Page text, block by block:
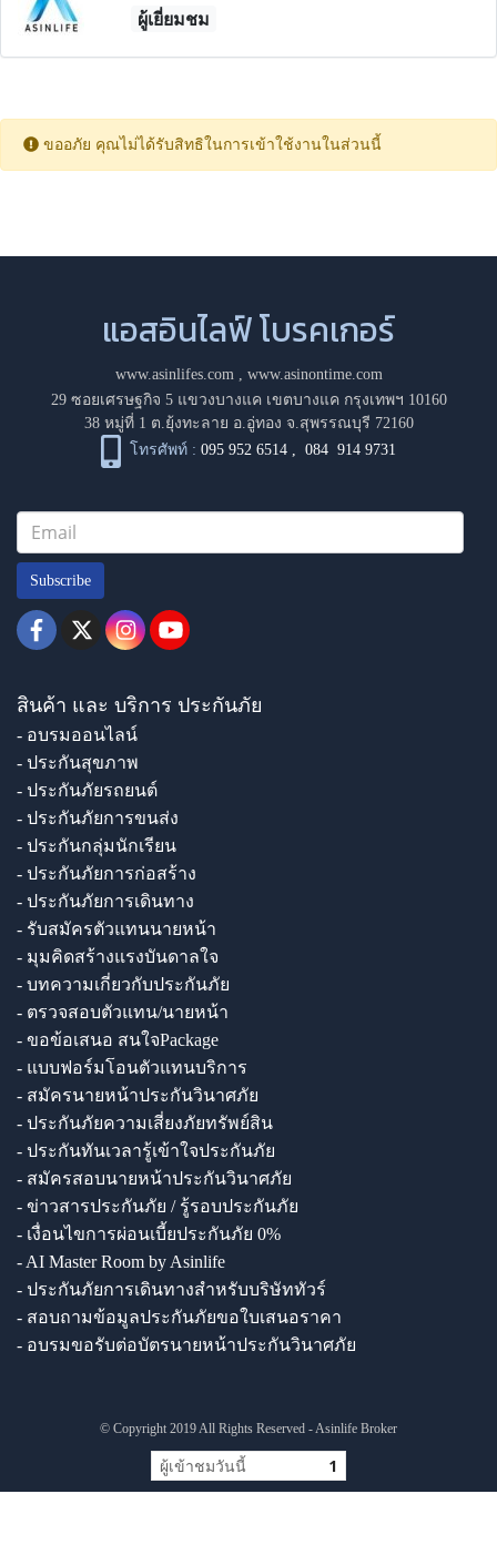
ผู้เยี่ยมชม
ขออภัย คุณไม่ได้รับสิทธิในการเข้าใช้งานในส่วนนี้
แอสอินไลฟ์ โบรคเกอร์
www.asinlifes.com, www.asinontime.com
29 ซอยเศรษฐกิจ 5 แขวงบางแค เขตบางแค กรุงเทพฯ 10160
38 หมู่ที่ 1 ต.ยุ้งทะลาย อ.อู่ทอง จ.สุพรรณบุรี 72160
โทรศัพท์ : 095 952 6514 ,084 914 9731
Subscribe
สินค้า และ บริการ ประกันภัย
- อบรมออนไลน์
- ประกันสุขภาพ
- ประกันภัยรถยนต์
- ประกันภัยการขนส่ง
- ประกันกลุ่มนักเรียน
- ประกันภัยการก่อสร้าง
- ประกันภัยการเดินทาง
- รับสมัครตัวแทนนายหน้า
- มุมคิดสร้างแรงบันดาลใจ
- บทความเกี่ยวกับประกันภัย
- ตรวจสอบตัวแทน/นายหน้า
- ขอข้อเสนอ สนใจPackage
- แบบฟอร์มโอนตัวแทนบริการ
- สมัครนายหน้าประกันวินาศภัย
- ประกันภัยความเสี่ยงภัยทรัพย์สิน
- ประกันทันเวลารู้เข้าใจประกันภัย
- สมัครสอบนายหน้าประกันวินาศภัย
- ข่าวสารประกันภัย / รู้รอบประกันภัย
- เงื่อนไขการผ่อนเบี้ยประกันภัย 0%
- AI Master Room by Asinlife
- ประกันภัยการเดินทางสำหรับบริษัททัวร์
- สอบถามข้อมูลประกันภัยขอใบเสนอราคา
- อบรมขอรับต่อบัตรนายหน้าประกันวินาศภัย
© Copyright 2019 All Rights Reserved - Asinlife Broker
ผู้เข้าชมวันนี้ 1